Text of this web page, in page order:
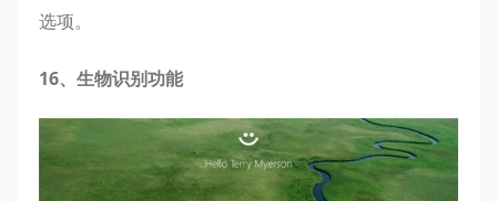
选项。
16、生物识别功能